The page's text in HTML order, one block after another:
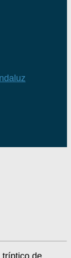
tríptico de